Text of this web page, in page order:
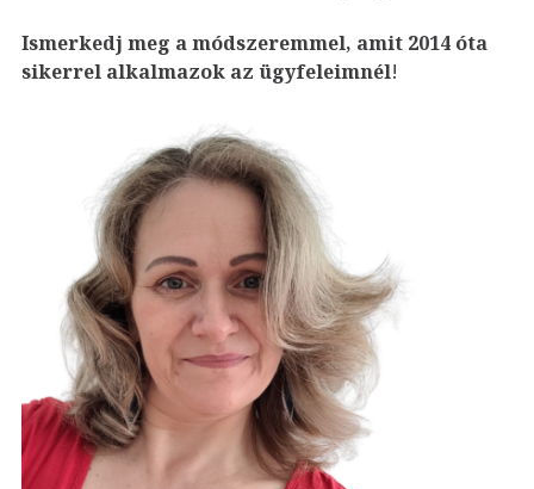
Ismerkedj meg a módszeremmel, amit 2014 óta
sikerrel alkalmazok az ügyfeleimnél!